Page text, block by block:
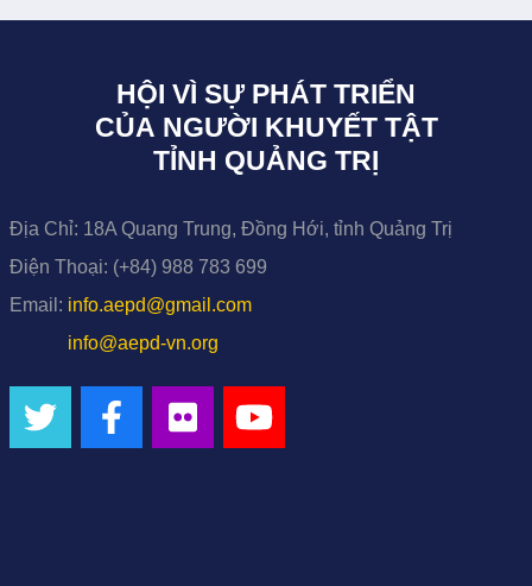
HỘI VÌ SỰ PHÁT TRIỂN
CỦA NGƯỜI KHUYẾT TẬT
TỈNH QUẢNG TRỊ
Địa Chỉ: 18A Quang Trung, Đồng Hới, tỉnh Quảng Trị
Điện Thoại: (+84) 988 783 699
Email: info.aepd@gmail.com
info@aepd-vn.org